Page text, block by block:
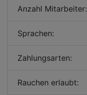
Anzahl Mitarbeiter:
Sprachen:
Zahlungsarten:
Rauchen erlaubt: